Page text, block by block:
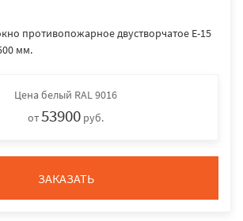
противопожарное двустворчатое E-15
мм.
Цена белый RAL 9016
от53900 руб.
ЗАКАЗАТЬ